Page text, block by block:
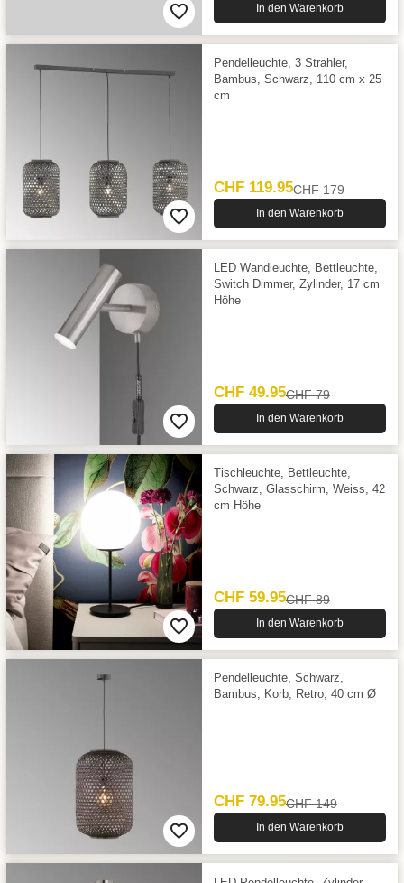
In den Warenkorb
Pendelleuchte, 3 Strahler,
Bambus, Schwarz, 110 cm x 25
cm
CHF 119.95CHF 179
In den Warenkorb
LED Wandleuchte, Bettleuchte,
Switch Dimmer, Zylinder, 17 cm
Höhe
CHF 49.95CHF 79
In den Warenkorb
Tischleuchte, Bettleuchte,
Schwarz, Glasschirm, Weiss, 42
cm Höhe
CHF 59.95CHF 89
In den Warenkorb
Pendelleuchte, Schwarz,
Bambus, Korb, Retro, 40 cm Ø
CHF 79.95CHF 149
In den Warenkorb